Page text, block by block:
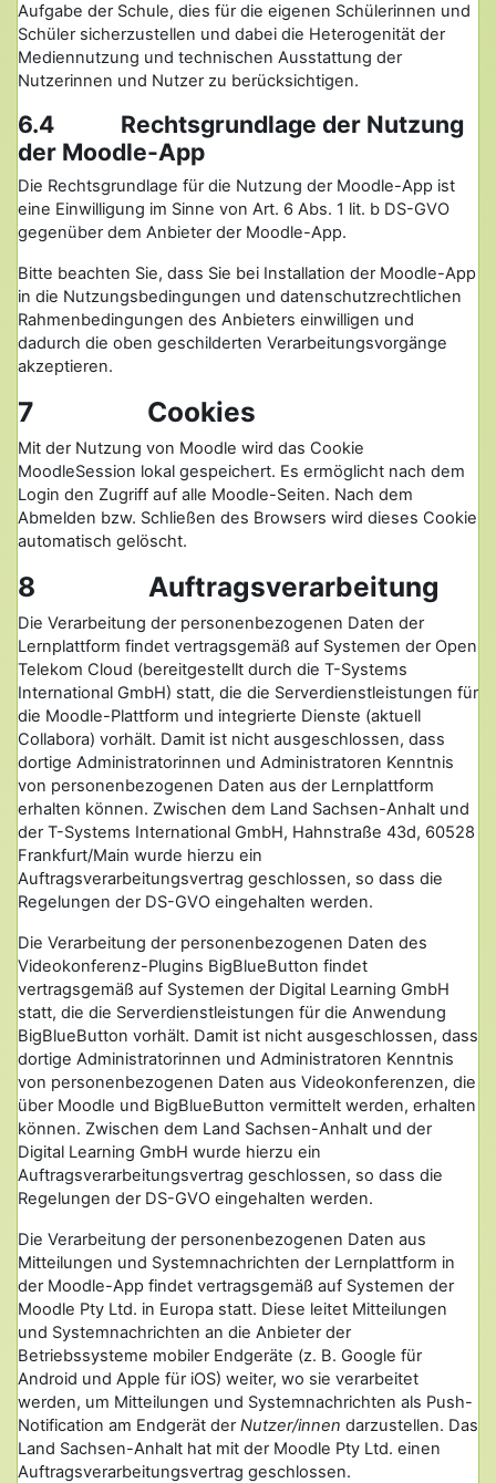
Aufgabe der Schule, dies für die eigenen Schülerinnen und
Schüler sicherzustellen und dabei die Heterogenität der
Mediennutzung und technischen Ausstattung der
Nutzerinnen und Nutzer zu berücksichtigen.
6.4 Rechtsgrundlage der Nutzung
der Moodle-App
Die Rechtsgrundlage für die Nutzung der Moodle-App ist
eine Einwilligung im Sinne von Art. 6 Abs. 1 lit. b DS-GVO
gegenüber dem Anbieter der Moodle-App.
Bitte beachten Sie, dass Sie bei Installation der Moodle-App
in die Nutzungsbedingungen und datenschutzrechtlichen
Rahmenbedingungen des Anbieters einwilligen und
dadurch die oben geschilderten Verarbeitungsvorgänge
akzeptieren.
7 Cookies
Mit der Nutzung von Moodle wird das Cookie
MoodleSession lokal gespeichert. Es ermöglicht nach dem
Login den Zugriff auf alle Moodle-Seiten. Nach dem
Abmelden bzw. Schließen des Browsers wird dieses Cookie
automatisch gelöscht.
8 Auftragsverarbeitung
Die Verarbeitung der personenbezogenen Daten der
Lernplattform findet vertragsgemäß auf Systemen der Open
Telekom Cloud (bereitgestellt durch die T-Systems
International GmbH) statt, die die Serverdienstleistungen für
die Moodle-Plattform und integrierte Dienste (aktuell
Collabora) vorhält. Damit ist nicht ausgeschlossen, dass
dortige Administratorinnen und Administratoren Kenntnis
von personenbezogenen Daten aus der Lernplattform
erhalten können. Zwischen dem Land Sachsen-Anhalt und
der T-Systems International GmbH, Hahnstraße 43d, 60528
Frankfurt/Main wurde hierzu ein
Auftragsverarbeitungsvertrag geschlossen, so dass die
Regelungen der DS-GVO eingehalten werden.
Die Verarbeitung der personenbezogenen Daten des
Videokonferenz-Plugins BigBlueButton findet
vertragsgemäß auf Systemen der Digital Learning GmbH
statt, die die Serverdienstleistungen für die Anwendung
BigBlueButton vorhält. Damit ist nicht ausgeschlossen, dass
dortige Administratorinnen und Administratoren Kenntnis
von personenbezogenen Daten aus Videokonferenzen, die
über Moodle und BigBlueButton vermittelt werden, erhalten
können. Zwischen dem Land Sachsen-Anhalt und der
Digital Learning GmbH wurde hierzu ein
Auftragsverarbeitungsvertrag geschlossen, so dass die
Regelungen der DS-GVO eingehalten werden.
Die Verarbeitung der personenbezogenen Daten aus
Mitteilungen und Systemnachrichten der Lernplattform in
der Moodle-App findet vertragsgemäß auf Systemen der
Moodle Pty Ltd. in Europa statt. Diese leitet Mitteilungen
und Systemnachrichten an die Anbieter der
Betriebssysteme mobiler Endgeräte (z. B. Google für
Android und Apple für iOS) weiter, wo sie verarbeitet
werden, um Mitteilungen und Systemnachrichten als Push-
Notification am Endgerät derNutzer/innen darzustellen. Das
Land Sachsen-Anhalt hat mit der Moodle Pty Ltd. einen
Auftragsverarbeitungsvertrag geschlossen.